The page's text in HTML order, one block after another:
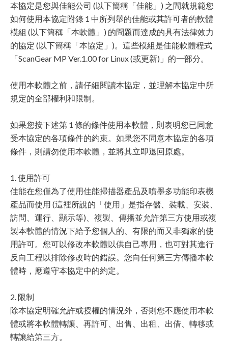
本協定是您與佳能公司 (以下簡稱「佳能」) 之間就規範您
如何使用本協定附錄 1 中所列舉的佳能或其許可者的軟體
模組 (以下簡稱「本軟體」) 的問題而達成的具有法律效力
的協定 (以下簡稱「本協定」)。這些模組是佳能軟體程式
「ScanGear MP Ver.1.00 for Linux (或更新)」的一部分。
使用本軟體之前，請仔細閱讀本協定，並理解本協定中所
規定的全部權利和限制。
如果您按下述第 1 條的條件使用本軟體，則表明您已同意
受本協定的各項條件的約束。如果您不同意本協定的各項
條件，則請勿使用本軟體，並將其立即退回原處。
1. 使用許可
佳能在您僅為了使用佳能掃描器產品及噴墨多功能印表機
產品而使用 (這裡所說的「使用」是指存儲、裝載、安裝、
訪問、運行、顯示等)、複製、傳播並允許第三方使用或複
製本軟體的情況下給予您個人的、有限的而又非獨家的使
用許可。您可以修改本軟體以供自己專用，也可對其進行
反向工程以排除修改時的錯誤。您向任何第三方傳播本軟
體時，應遵守本協定中的約定。
2. 限制
除本協定明確允許或授權的情況外，否則您不應使用本軟
體或將本軟體轉讓、再許可、出售、出租、出借、轉移或
轉讓給第三方。